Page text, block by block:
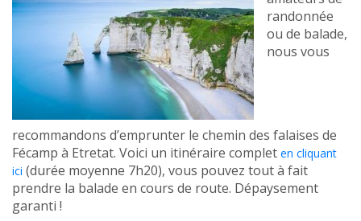
randonnée
ou de balade,
nous vous
recommandons d’emprunter le chemin des falaises de
Fécamp à Etretat. Voici un itinéraire complet en cliquant
ici (durée moyenne 7h20), vous pouvez tout à fait
prendre la balade en cours de route. Dépaysement
garanti !